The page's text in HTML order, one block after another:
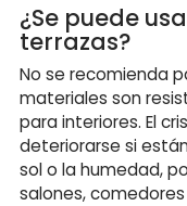
¿Se puede
terrazas?
No se recomienda
materiales son
para interiores. El
deteriorarse si
sol o la humedad,
salones,